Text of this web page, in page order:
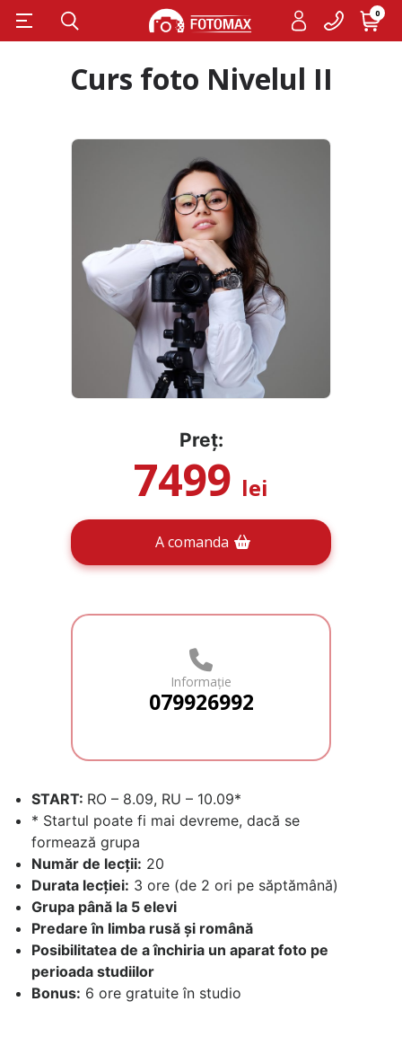
0
Curs foto Nivelul II
Preț:
7499 lei
A comanda
START: RO – 8.09, RU – 10.09*
* Startul poate fi mai devreme, dacă se
formează grupa
Număr de lecții: 20
Durata lecției: 3 ore (de 2 ori pe săptămână)
Grupa până la 5 elevi
Predare în limba rusă și română
Posibilitatea de a închiria un aparat foto pe
perioada studiilor
Bonus: 6 ore gratuite în studio
Informație
079926992